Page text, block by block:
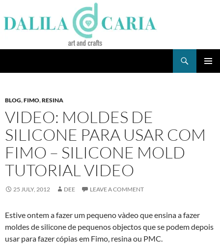
to
content
BLOG,FIMO,RESINA
VIDEO: MOLDES DE
SILICONE PARA USAR COM
FIMO – SILICONE MOLD
TUTORIAL VIDEO
25 JULY, 2012 DEE LEAVE A COMMENT
Estive ontem a fazer um pequeno và­deo que ensina a fazer
moldes de silicone de pequenos objectos que se podem depois
usar para fazer cópias em Fimo, resina ou PMC.